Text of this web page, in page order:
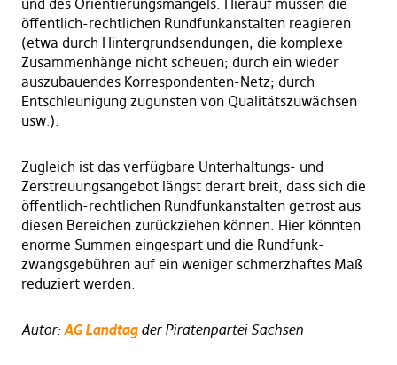
und des Orientierungsmangels. Hierauf müssen die
öffentlich-rechtlichen Rundfunkanstalten reagieren
(etwa durch Hintergrundsendungen, die komplexe
Zusammenhänge nicht scheuen; durch ein wieder
auszubauendes Korrespondenten-Netz; durch
Entschleunigung zugunsten von Qualitätszuwächsen
usw.).
Zugleich ist das verfügbare Unterhaltungs- und
Zerstreuungsangebot längst derart breit, dass sich die
öffentlich-rechtlichen Rundfunkanstalten getrost aus
diesen Bereichen zurückziehen können. Hier könnten
enorme Summen eingespart und die Rundfunk-
zwangsgebühren auf ein weniger schmerzhaftes Maß
reduziert werden.
Autor:AG Landtagder Piratenpartei Sachsen